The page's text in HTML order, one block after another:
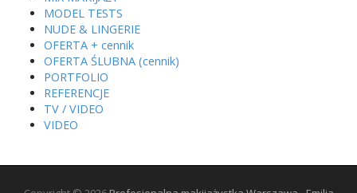
MODEL TESTS
NUDE & LINGERIE
OFERTA + cennik
OFERTA ŚLUBNA (cennik)
PORTFOLIO
REFERENCJE
TV / VIDEO
VIDEO